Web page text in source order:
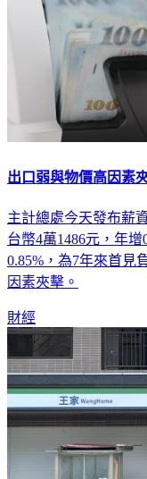
出口弱與物價高因素
主計總處今天發布薪
台幣4萬1486元，年
0.85%，為7年來首見
因素夾擊。
財經